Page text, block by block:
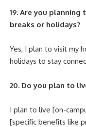
19. Are you
breaks or holidays?
Yes, I plan to visit my
holidays to stay
20. Do you plan to
I plan to live [on-
[specific benefits like